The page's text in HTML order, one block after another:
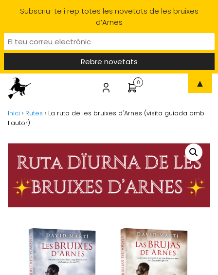
0
Inici › Rutes › La ruta de les bruixes d'Arnes (visita guiada amb
l'autor)
Subscriu-te i rep totes les novetats de les bruixes
d’Arnes
▲